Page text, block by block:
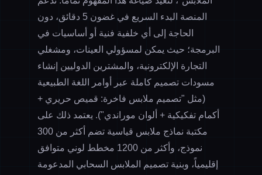
المنصة البدء السريع في غضون 5 دقائق، دون
الحاجة إلى أي خلفية فنية أو أساسيات في
البرمجة؛ حيث يمكن لمسؤولي العينات، ومشغلي
التجارة الإلكترونية، والمشترين الدوليين إنشاء
مسودات تصميم كاملة عبر أوامر اللغة الطبيعية
(مثل "تصميم ملابس فاخرة: قميص حريري +
أكمام تفكيكية + ألوان موراندي"). يعتمد ذلك على
مكتبة نماذج ملابس قياسية تضم أكثر من 300
نموذج، وأكثر من 1200 مخطط لوني متوافق
إقليمياً، وبنية تصميم الملابس السحابي المدعومة